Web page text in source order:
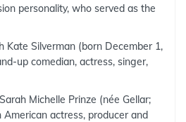
personality, who served as the
Kate Silverman (born December 1,
up comedian, actress, singer,
Michelle Prinze (née Gellar;
American actress, producer and